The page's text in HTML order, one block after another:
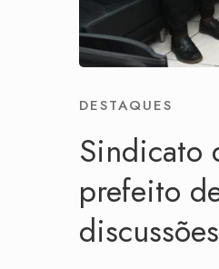
DESTAQUES
Sindicato
prefeito